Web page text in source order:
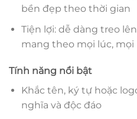
bền đẹp theo thời gian
Tiện lợi: dễ dàng treo
mang theo mọi lúc, mọi
Tính năng nổi bật
Khắc tên, ký tự hoặc
nghĩa và độc đáo